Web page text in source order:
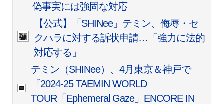
偽事実には強固な対応
【公式】「SHINee」テミン、侮辱・セ
クハラに対する訴状申請…「強力に法的
対応する」
テミン（SHINee）、4月東京＆神戸で
『2024-25 TAEMIN WORLD
TOUR「Ephemeral Gaze」ENCORE IN